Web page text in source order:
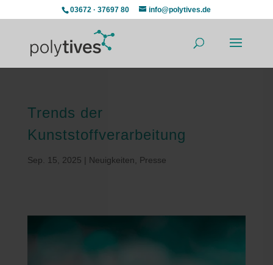
03672 · 37697 80 info@polytives.de
Trends der
Kunststoffverarbeitung
Sep. 15, 2025 | Neuigkeiten Presse